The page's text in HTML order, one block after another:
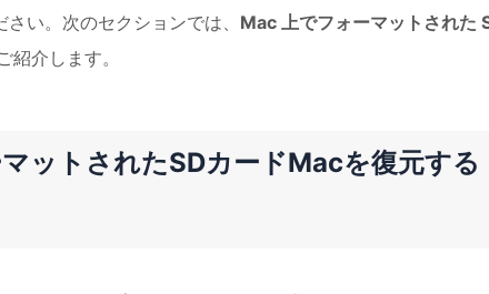
い。次のセクションでは、 Mac 上でフォーマットされた
紹介します。
ットされたSDカードMacを復元する